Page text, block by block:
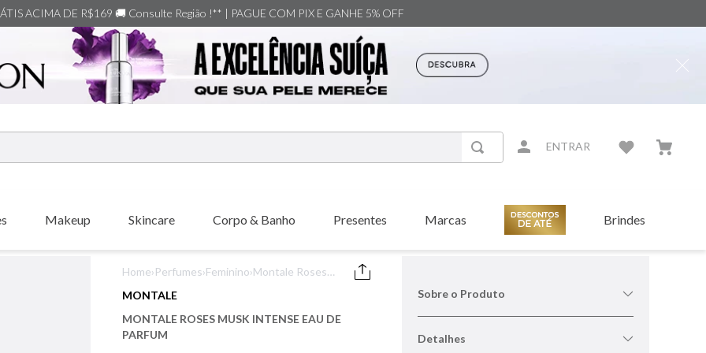
ACIMA DE R$169 🚚 Consulte Região !** | PAGUE COM PIX E GANHE 5% OFF
ENTRAR
Makeup Skincare Corpo & Banho Presentes Marcas Brindes
Home›Perfumes›Feminino›Montale Roses
MONTALE
MONTALE ROSES MUSK INTENSE EAU DE
PARFUM
Sobre o Produto
Detalhes